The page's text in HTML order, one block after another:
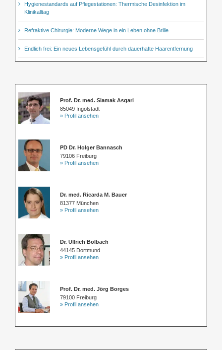
Hygienestandards auf Pflegestationen: Thermische Desinfektion im
Klinikalltag
Refraktive Chirurgie: Moderne Wege in ein Leben ohne Brille
Endlich frei: Ein neues Lebensgefühl durch dauerhafte Haarentfernung
Prof. Dr. med. Siamak Asgari
85049 Ingolstadt
» Profil ansehen
PD Dr. Holger Bannasch
79106 Freiburg
» Profil ansehen
Dr. med. Ricarda M. Bauer
81377 München
» Profil ansehen
Dr. Ullrich Bolbach
44145 Dortmund
» Profil ansehen
Prof. Dr. med. Jörg Borges
79100 Freiburg
» Profil ansehen